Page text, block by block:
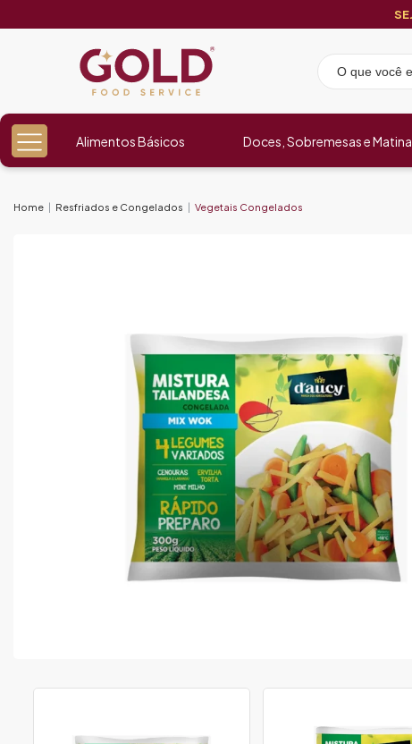
Alimentos Básicos Doces, Sobremesas e
Home Resfriados e Congelados Vegetais Congelados